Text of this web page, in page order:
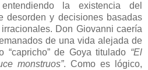
la existencia del
desorden y decisiones basadas
Don Giovanni caería
de una vida alejada de
“capricho” de Goya titulado “El
ce monstruos”. Como es lógico,